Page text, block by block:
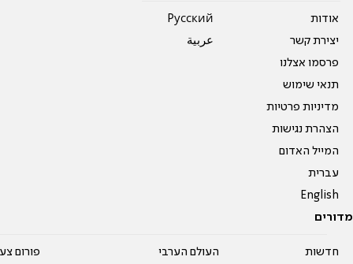
אודות
יצירת קשר
פרסמו אצלנו
תנאי שימוש
מדיניות פרטיות
הצהרת נגישות
המייל האדום
עברית
English
Pусский
عربية
מדורים
חדשות
העולם הערבי
פורום